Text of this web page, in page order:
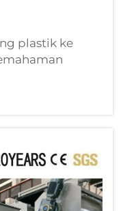
plastik ke
sertifikasi
yang
standar